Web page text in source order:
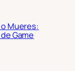
Mueres:
Game